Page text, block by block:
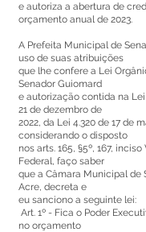
e autoriza a abertura de
orçamento anual de 2023.
A Prefeita Municipal de
uso de suas atribuições
que lhe confere a Lei
Senador Guiomard
e autorização contida na
21 de dezembro de
2022, da Lei 4.320 de 17 de
considerando o disposto
nos arts. 165, §5º, 167,
Federal, faço saber
que a Câmara Municipal de
Acre, decreta e
eu sanciono a seguinte lei:
Art. 1º - Fica o Poder
no orçamento